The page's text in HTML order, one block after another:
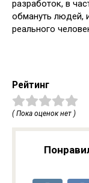
разработок, в
обмануть людей,
реального
Рейтинг
( Пока оценок нет )